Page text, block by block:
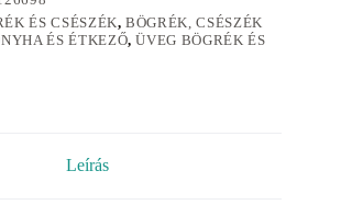
ÉS CSÉSZÉK,BÖGRÉK, CSÉSZÉK
ÉS ÉTKEZŐ,ÜVEG BÖGRÉK ÉS
Leírás